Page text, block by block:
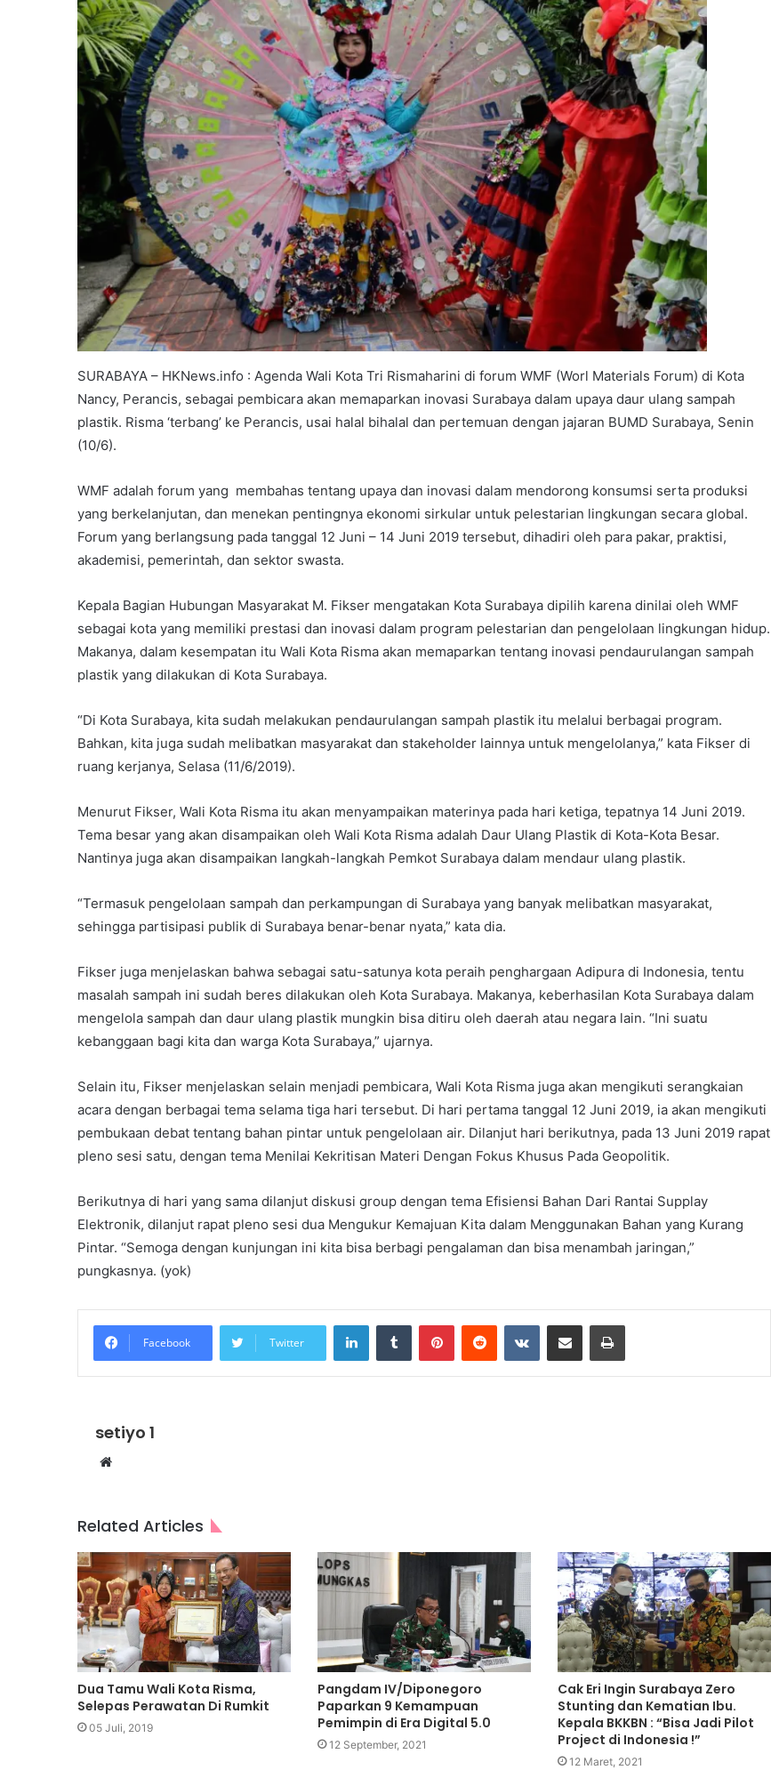
SURABAYA – HKNews.info : Agenda Wali Kota Tri Rismaharini di forum WMF (Worl Materials Forum) di Kota
Nancy, Perancis, sebagai pembicara akan memaparkan inovasi Surabaya dalam upaya daur ulang sampah
plastik. Risma ‘terbang’ ke Perancis, usai halal bihalal dan pertemuan dengan jajaran BUMD Surabaya, Senin
(10/6).
WMF adalah forum yang membahas tentang upaya dan inovasi dalam mendorong konsumsi serta produksi
yang berkelanjutan, dan menekan pentingnya ekonomi sirkular untuk pelestarian lingkungan secara global.
Forum yang berlangsung pada tanggal 12 Juni – 14 Juni 2019 tersebut, dihadiri oleh para pakar, praktisi,
akademisi, pemerintah, dan sektor swasta.
Kepala Bagian Hubungan Masyarakat M. Fikser mengatakan Kota Surabaya dipilih karena dinilai oleh WMF
sebagai kota yang memiliki prestasi dan inovasi dalam program pelestarian dan pengelolaan lingkungan hidup.
Makanya, dalam kesempatan itu Wali Kota Risma akan memaparkan tentang inovasi pendaurulangan sampah
plastik yang dilakukan di Kota Surabaya.
“Di Kota Surabaya, kita sudah melakukan pendaurulangan sampah plastik itu melalui berbagai program.
Bahkan, kita juga sudah melibatkan masyarakat dan stakeholder lainnya untuk mengelolanya,” kata Fikser di
ruang kerjanya, Selasa (11/6/2019).
Menurut Fikser, Wali Kota Risma itu akan menyampaikan materinya pada hari ketiga, tepatnya 14 Juni 2019.
Tema besar yang akan disampaikan oleh Wali Kota Risma adalah Daur Ulang Plastik di Kota-Kota Besar.
Nantinya juga akan disampaikan langkah-langkah Pemkot Surabaya dalam mendaur ulang plastik.
“Termasuk pengelolaan sampah dan perkampungan di Surabaya yang banyak melibatkan masyarakat,
sehingga partisipasi publik di Surabaya benar-benar nyata,” kata dia.
Fikser juga menjelaskan bahwa sebagai satu-satunya kota peraih penghargaan Adipura di Indonesia, tentu
masalah sampah ini sudah beres dilakukan oleh Kota Surabaya. Makanya, keberhasilan Kota Surabaya dalam
mengelola sampah dan daur ulang plastik mungkin bisa ditiru oleh daerah atau negara lain. “Ini suatu
kebanggaan bagi kita dan warga Kota Surabaya,” ujarnya.
Selain itu, Fikser menjelaskan selain menjadi pembicara, Wali Kota Risma juga akan mengikuti serangkaian
acara dengan berbagai tema selama tiga hari tersebut. Di hari pertama tanggal 12 Juni 2019, ia akan mengikuti
pembukaan debat tentang bahan pintar untuk pengelolaan air. Dilanjut hari berikutnya, pada 13 Juni 2019 rapat
pleno sesi satu, dengan tema Menilai Kekritisan Materi Dengan Fokus Khusus Pada Geopolitik.
Berikutnya di hari yang sama dilanjut diskusi group dengan tema Efisiensi Bahan Dari Rantai Supplay
Elektronik, dilanjut rapat pleno sesi dua Mengukur Kemajuan Kita dalam Menggunakan Bahan yang Kurang
Pintar. “Semoga dengan kunjungan ini kita bisa berbagi pengalaman dan bisa menambah jaringan,”
pungkasnya. (yok)
Facebook Twitter
LinkedInTumblr PinterestReddit VKontakteShare via Email Print
setiyo 1
Website
Related Articles
Dua Tamu Wali Kota Risma,
Selepas Perawatan Di Rumkit
05 Juli, 2019
Pangdam IV/Diponegoro
Paparkan 9 Kemampuan
Pemimpin di Era Digital 5.0
12 September, 2021
Cak Eri Ingin Surabaya Zero
Stunting dan Kematian Ibu.
Kepala BKKBN : “Bisa Jadi Pilot
Project di Indonesia !”
12 Maret, 2021